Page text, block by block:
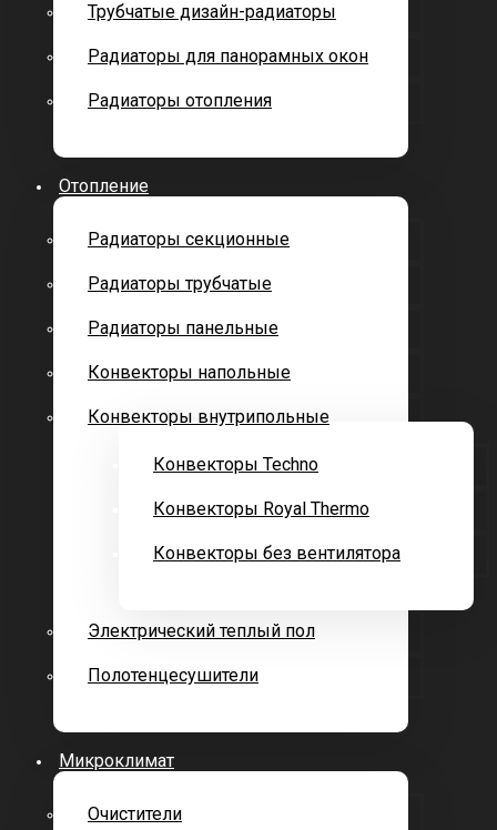
Трубчатые дизайн-радиаторы
Радиаторы для панорамных окон
Радиаторы отопления
Отопление
Радиаторы секционные
Радиаторы трубчатые
Радиаторы панельные
Конвекторы напольные
Конвекторы внутрипольные
Конвекторы Techno
Конвекторы Royal Thermo
Конвекторы без вентилятора
Электрический теплый пол
Полотенцесушители
Микроклимат
Очистители